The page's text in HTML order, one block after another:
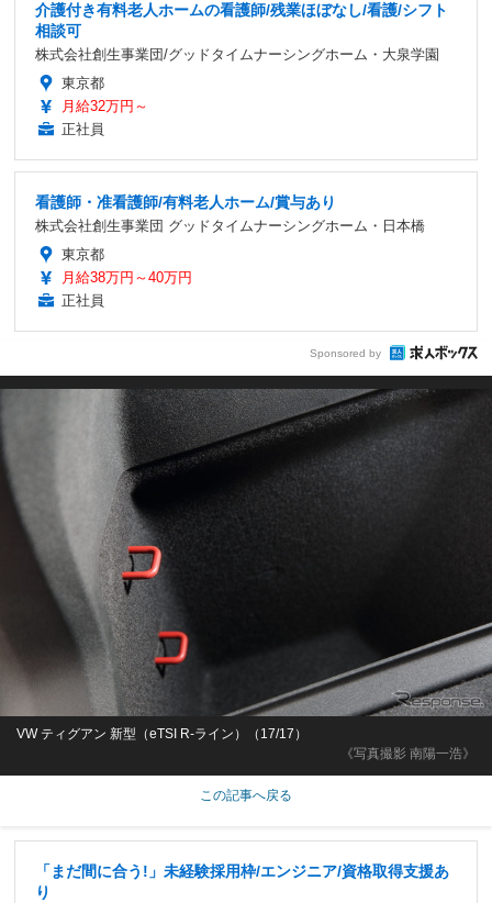
介護付き有料老人ホームの看護師/残業ほぼなし/看護/シフト
相談可
株式会社創生事業団/グッドタイムナーシングホーム・大泉学園
東京都
月給32万円～
正社員
看護師・准看護師/有料老人ホーム/賞与あり
株式会社創生事業団 グッドタイムナーシングホーム・日本橋
東京都
月給38万円～40万円
正社員
Sponsored by
《写真撮影 南陽一浩》
VW ティグアン 新型（eTSI R-ライン）（17/17）
この記事へ戻る
「まだ間に合う!」未経験採用枠/エンジニア/資格取得支援あ
り